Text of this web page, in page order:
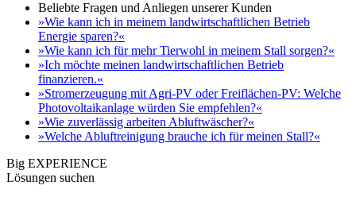
Beliebte Fragen und Anliegen unserer Kunden
»Wie kann ich in meinem landwirtschaftlichen Betrieb
Energie sparen?«
»Wie kann ich für mehr Tierwohl in meinem Stall sorgen?«
»Ich möchte meinen landwirtschaftlichen Betrieb
finanzieren.«
»Stromerzeugung mit Agri-PV oder Freiflächen-PV: Welche
Photovoltaikanlage würden Sie empfehlen?«
»Wie zuverlässig arbeiten Abluftwäscher?«
»Welche Abluftreinigung brauche ich für meinen Stall?«
Big EXPERIENCE
Lösungen suchen